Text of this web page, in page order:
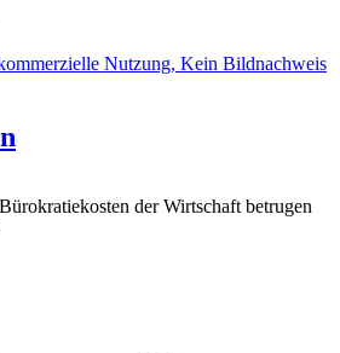
der Wirtschaft betrugen